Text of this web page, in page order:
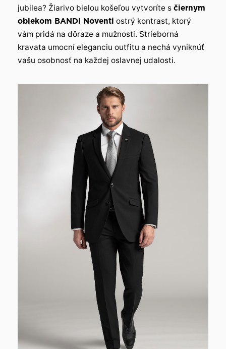
jubilea? Žiarivo bielou košeľou vytvoríte s čiernym
oblekom BANDI Noventi ostrý kontrast, ktorý
vám pridá na dôraze a mužnosti. Strieborná
kravata umocní eleganciu outfitu a nechá vyniknúť
vašu osobnosť na každej oslavnej udalosti.